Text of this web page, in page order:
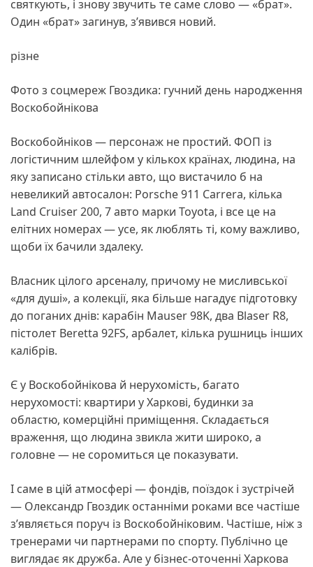
святкують, і знову звучить те саме слово — «брат».
Один «брат» загинув, з’явився новий.
різне
Фото з соцмереж Гвоздика: гучний день народження
Воскобойнікова
Воскобойніков — персонаж не простий. ФОП із
логістичним шлейфом у кількох країнах, людина, на
яку записано стільки авто, що вистачило б на
невеликий автосалон: Porsche 911 Carrera, кілька
Land Cruiser 200, 7 авто марки Toyota, і все це на
елітних номерах — усе, як люблять ті, кому важливо,
щоби їх бачили здалеку.
Власник цілого арсеналу, причому не мисливської
«для душі», а колекції, яка більше нагадує підготовку
до поганих днів: карабін Mauser 98K, два Blaser R8,
пістолет Beretta 92FS, арбалет, кілька рушниць інших
калібрів.
Є у Воскобойнікова й нерухомість, багато
нерухомості: квартири у Харкові, будинки за
областю, комерційні приміщення. Складається
враження, що людина звикла жити широко, а
головне — не соромиться це показувати.
І саме в цій атмосфері — фондів, поїздок і зустрічей
— Олександр Гвоздик останніми роками все частіше
з’являється поруч із Воскобойніковим. Частіше, ніж з
тренерами чи партнерами по спорту. Публічно це
виглядає як дружба. Але у бізнес-оточенні Харкова